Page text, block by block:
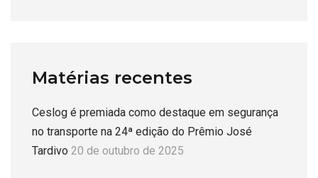
Matérias recentes
Ceslog é premiada como destaque em segurança
no transporte na 24ª edição do Prêmio José
Tardivo 20 de outubro de 2025